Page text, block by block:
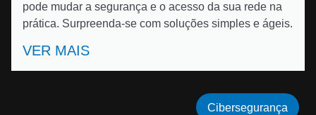
pode mudar a segurança e o acesso da sua rede na
prática. Surpreenda-se com soluções simples e ágeis.
VER MAIS
Cibersegurança